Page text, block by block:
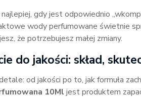
gdy jest odpowiednio
wody perfumowane świetnie
że potrzebujesz małej zmiany.
do jakości: skład,
od jakości po to, jak formuła
10Ml jest produktem